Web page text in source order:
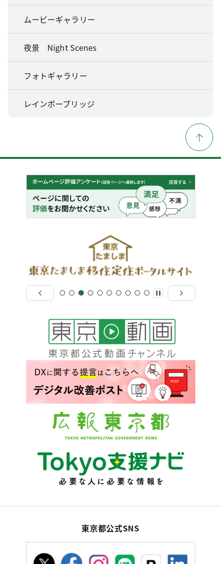
ムービーギャラリー
夜景 Night Scenes
フォトギャラリー
レインボーブリッジ
東京都公式SNS